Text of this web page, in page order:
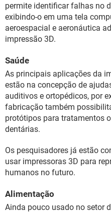
permite identificar falhas no
exibindo-o em uma tela
aeroespacial e aeronáutica
impressão 3D.
Saúde
As principais aplicações da
estão na concepção de
auditivos e ortopédicos, por
fabricação também
protótipos para tratamentos
dentárias.
Os pesquisadores já estão
usar impressoras 3D para
humanos no futuro.
Alimentação
Ainda pouco usado no setor